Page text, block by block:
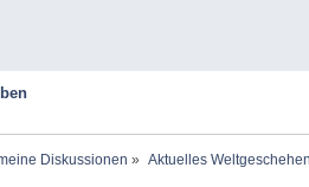
Diskussionen » Aktuelles